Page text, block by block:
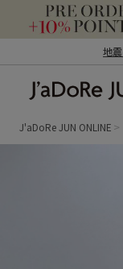
地
ン オンライン）
J'aDoRe JUN ONLINE